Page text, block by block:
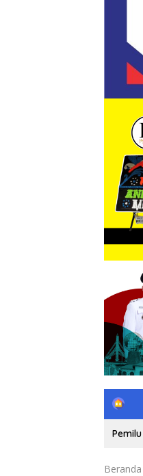
H
m
e
Pemilu
Beranda